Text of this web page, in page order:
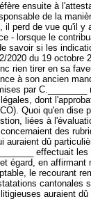
ensuite à
de la
il perd de vue qu'il y
- lorsque le
savoir si les
2020 du 19 octobre
rien tirer en sa
à son ancien
par C.________
dont
). Quoi qu'en dise
liées à
des
auraient dû
effectuait
égard, en affirmant
le recourant
cantonales
auraient